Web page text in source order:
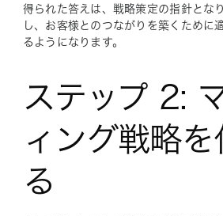
得られた答えは、戦略策定の指針とな
し、お客様とのつながりを築くために
るようになります。
ステップ 2:
ィング戦略を
る